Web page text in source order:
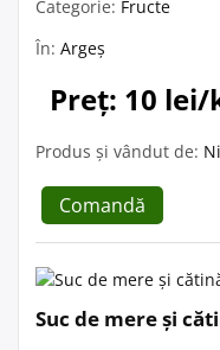
Categorie: Fructe
În: Argeș
Preț: 10 lei/
Produs și vândut de:
Comandă
Suc de mere și